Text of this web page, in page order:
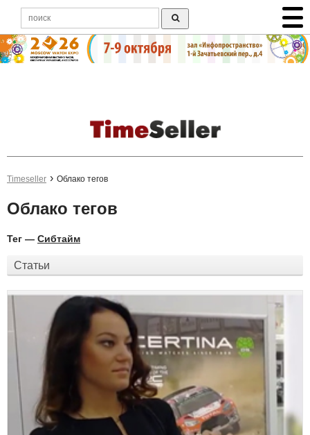
Timeseller Облако тегов
Облако тегов
Тег — Сибтайм
Статьи